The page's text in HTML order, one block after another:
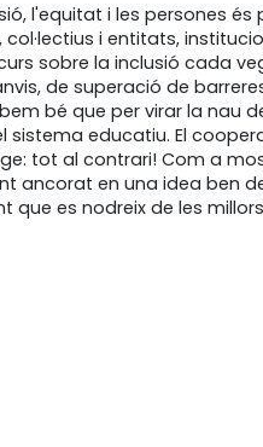
l'equitat i les persones
i entitats,
sobre la inclusió cada
de superació de
bé que per virar la nau
educatiu. El
tot al contrari! Com a
ancorat en una idea ben
es nodreix de les